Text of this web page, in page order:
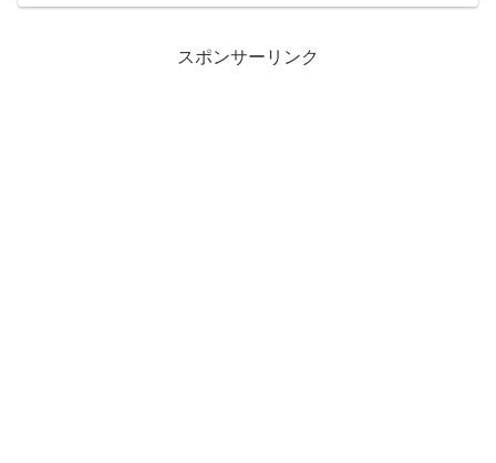
スポンサーリンク